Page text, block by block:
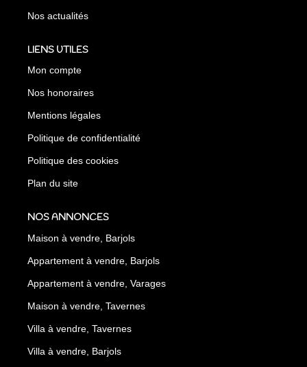
Nos actualités
LIENS UTILES
Mon compte
Nos honoraires
Mentions légales
Politique de confidentialité
Politique des cookies
Plan du site
NOS ANNONCES
Maison à vendre, Barjols
Appartement à vendre, Barjols
Appartement à vendre, Varages
Maison à vendre, Tavernes
Villa à vendre, Tavernes
Villa à vendre, Barjols